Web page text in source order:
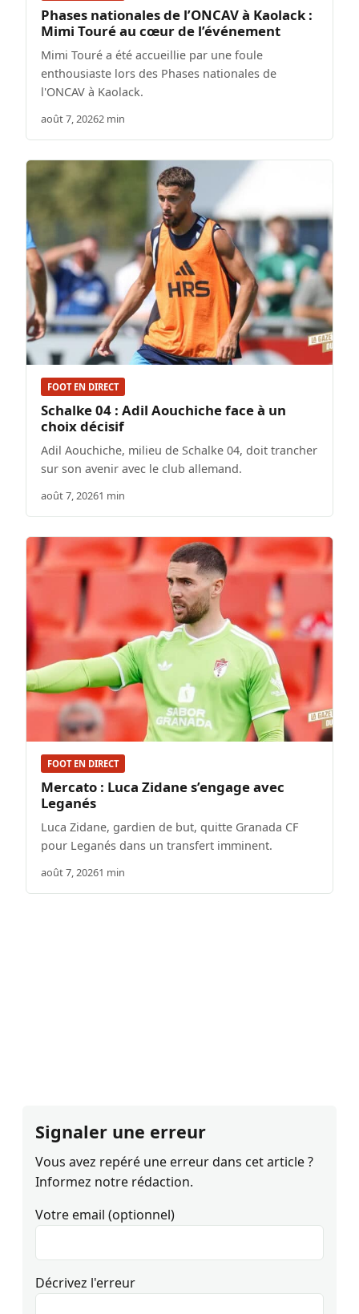
Phases nationales de l’ONCAV à Kaolack :
Mimi Touré au cœur de l’événement
Mimi Touré a été accueillie par une foule
enthousiaste lors des Phases nationales de
l'ONCAV à Kaolack.
août 7, 20262 min
FOOT EN DIRECT
Schalke 04 : Adil Aouchiche face à un
choix décisif
Adil Aouchiche, milieu de Schalke 04, doit trancher
sur son avenir avec le club allemand.
août 7, 20261 min
FOOT EN DIRECT
Mercato : Luca Zidane s’engage avec
Leganés
Luca Zidane, gardien de but, quitte Granada CF
pour Leganés dans un transfert imminent.
août 7, 20261 min
Signaler une erreur
Vous avez repéré une erreur dans cet article ?
Informez notre rédaction.
Votre email (optionnel)
Décrivez l'erreur